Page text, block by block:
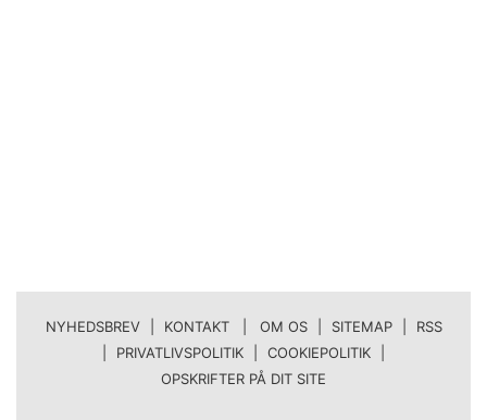
NYHEDSBREV KONTAKT | OM OS SITEMAP
RSS
PRIVATLIVSPOLITIK COOKIEPOLITIK
OPSKRIFTER PÅ DIT SITE